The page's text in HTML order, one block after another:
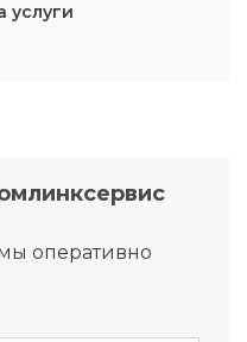
услуги
оперативно